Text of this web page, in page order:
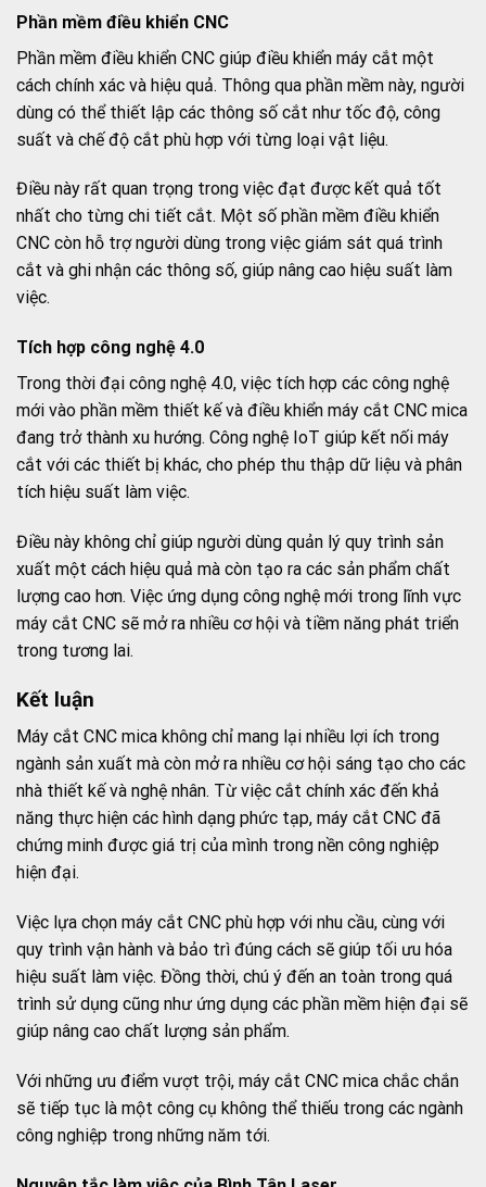
Phần mềm điều khiển CNC
Phần mềm điều khiển CNC giúp điều khiển máy cắt một
cách chính xác và hiệu quả. Thông qua phần mềm này, người
dùng có thể thiết lập các thông số cắt như tốc độ, công
suất và chế độ cắt phù hợp với từng loại vật liệu.
Điều này rất quan trọng trong việc đạt được kết quả tốt
nhất cho từng chi tiết cắt. Một số phần mềm điều khiển
CNC còn hỗ trợ người dùng trong việc giám sát quá trình
cắt và ghi nhận các thông số, giúp nâng cao hiệu suất làm
việc.
Tích hợp công nghệ 4.0
Trong thời đại công nghệ 4.0, việc tích hợp các công nghệ
mới vào phần mềm thiết kế và điều khiển máy cắt CNC mica
đang trở thành xu hướng. Công nghệ IoT giúp kết nối máy
cắt với các thiết bị khác, cho phép thu thập dữ liệu và phân
tích hiệu suất làm việc.
Điều này không chỉ giúp người dùng quản lý quy trình sản
xuất một cách hiệu quả mà còn tạo ra các sản phẩm chất
lượng cao hơn. Việc ứng dụng công nghệ mới trong lĩnh vực
máy cắt CNC sẽ mở ra nhiều cơ hội và tiềm năng phát triển
trong tương lai.
Kết luận
Máy cắt CNC mica không chỉ mang lại nhiều lợi ích trong
ngành sản xuất mà còn mở ra nhiều cơ hội sáng tạo cho các
nhà thiết kế và nghệ nhân. Từ việc cắt chính xác đến khả
năng thực hiện các hình dạng phức tạp, máy cắt CNC đã
chứng minh được giá trị của mình trong nền công nghiệp
hiện đại.
Việc lựa chọn máy cắt CNC phù hợp với nhu cầu, cùng với
quy trình vận hành và bảo trì đúng cách sẽ giúp tối ưu hóa
hiệu suất làm việc. Đồng thời, chú ý đến an toàn trong quá
trình sử dụng cũng như ứng dụng các phần mềm hiện đại sẽ
giúp nâng cao chất lượng sản phẩm.
Với những ưu điểm vượt trội, máy cắt CNC mica chắc chắn
sẽ tiếp tục là một công cụ không thể thiếu trong các ngành
công nghiệp trong những năm tới.